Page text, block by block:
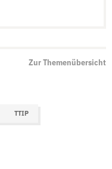
Zur Themenübersicht
TTIP